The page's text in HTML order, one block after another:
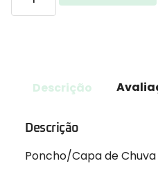
Descrição
Descrição
Poncho/Capa de